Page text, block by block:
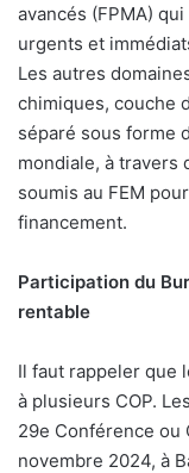
avancés (FPMA)
urgents et
Les autres
chimiques, couche
séparé sous forme
mondiale, à travers
soumis au FEM
financement.
Participation du
rentable
Il faut rappeler que
à plusieurs COP.
29e Conférence ou
novembre 2024, à